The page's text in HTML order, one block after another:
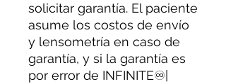
solicitar garantía. El paciente
asume los costos de envío
y lensometría en caso de
garantía, y si la garantía es
por error de INFINITE♾|